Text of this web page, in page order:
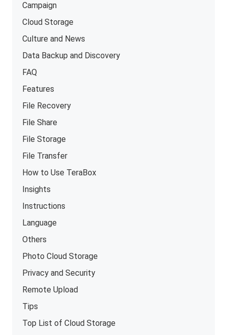
Campaign
Cloud Storage
Culture and News
Data Backup and Discovery
FAQ
Features
File Recovery
File Share
File Storage
File Transfer
How to Use TeraBox
Insights
Instructions
Language
Others
Photo Cloud Storage
Privacy and Security
Remote Upload
Tips
Top List of Cloud Storage